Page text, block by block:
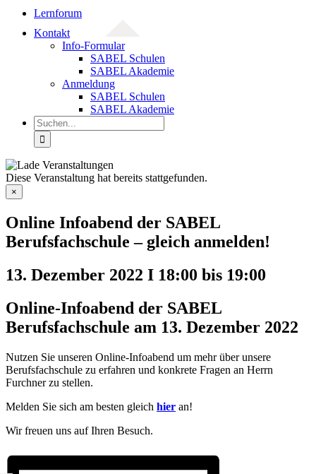
Lernforum
Kontakt
Info-Formular
SABEL Schulen
SABEL Akademie
Anmeldung
SABEL Schulen
SABEL Akademie
Suche
nach:
Diese Veranstaltung hat bereits stattgefunden.
×
Online Infoabend der SABEL
Berufsfachschule – gleich anmelden!
13. Dezember 2022 I 18:00 bis 19:00
Online-Infoabend der SABEL
Berufsfachschule am 13. Dezember 2022
Nutzen Sie unseren Online-Infoabend um mehr über unsere
Berufsfachschule zu erfahren und konkrete Fragen an Herrn
Furchner zu stellen.
Melden Sie sich am besten gleich hier an!
Wir freuen uns auf Ihren Besuch.